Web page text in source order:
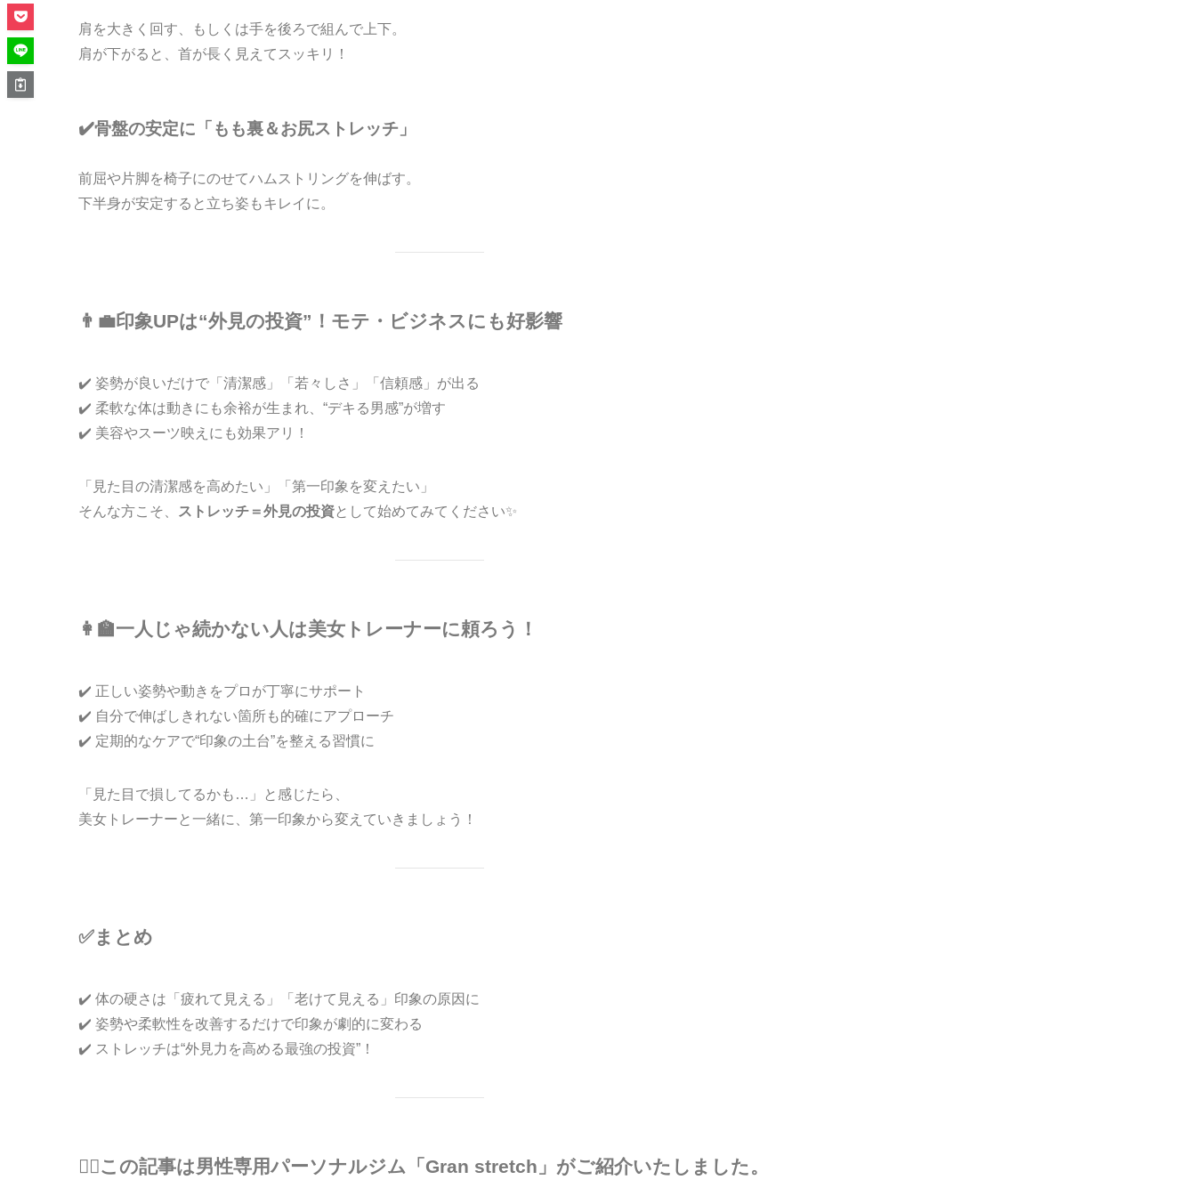
肩を大きく回す、もしくは手を後ろで組んで上下。
肩が下がると、首が長く見えてスッキリ！
✔️骨盤の安定に「もも裏＆お尻ストレッチ」
前屈や片脚を椅子にのせてハムストリングを伸ばす。
下半身が安定すると立ち姿もキレイに。
👨‍💼印象UPは“外見の投資”！モテ・ビジネスにも好影響
✔️ 姿勢が良いだけで「清潔感」「若々しさ」「信頼感」が出る
✔️ 柔軟な体は動きにも余裕が生まれ、“デキる男感”が増す
✔️ 美容やスーツ映えにも効果アリ！
「見た目の清潔感を高めたい」「第一印象を変えたい」
そんな方こそ、
ストレッチ＝外見の投資として始めてみてください✨
👩‍🏫一人じゃ続かない人は美女トレーナーに頼ろう！
✔️ 正しい姿勢や動きをプロが丁寧にサポート
✔️ 自分で伸ばしきれない箇所も的確にアプローチ
✔️ 定期的なケアで“印象の土台”を整える習慣に
「見た目で損してるかも…」と感じたら、
美女トレーナーと一緒に、第一印象から変えていきましょう！
✅まとめ
✔️ 体の硬さは「疲れて見える」「老けて見える」印象の原因に
✔️ 姿勢や柔軟性を改善するだけで印象が劇的に変わる
✔️ ストレッチは“外見力を高める最強の投資”！
🏋️‍♀️この記事は男性専用パーソナルジム「Gran stretch」がご紹介いたしました。